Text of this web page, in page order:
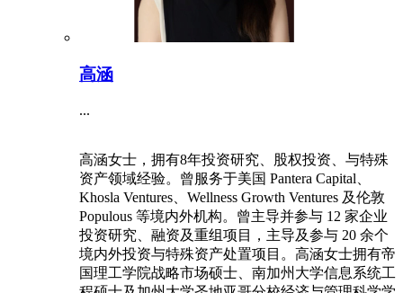
高涵
...
高涵女士，拥有8年投资研究、股权投资、与特殊
资产领域经验。曾服务于美国 Pantera Capital、
Khosla Ventures、Wellness Growth Ventures 及伦敦
Populous 等境内外机构。曾主导并参与 12 家企业
投资研究、融资及重组项目，主导及参与 20 余个
境内外投资与特殊资产处置项目。高涵女士拥有帝
国理工学院战略市场硕士、南加州大学信息系统工